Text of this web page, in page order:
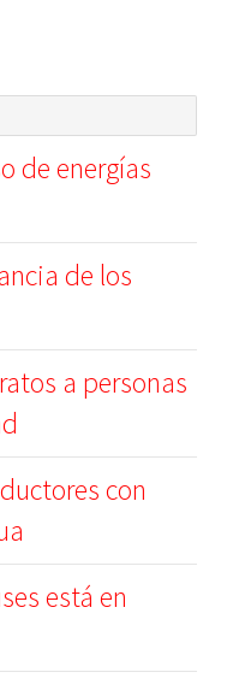
de energías
de los
a personas
con
está en